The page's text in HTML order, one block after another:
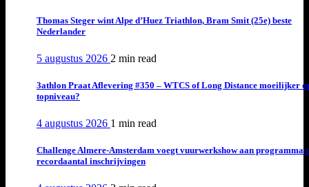
Thomas Steger wint Alpe d’Huez Triathlon, Bram Smit (25e) beste
Nederlander
5 augustus 2026 2 min read
3athlon Praat Aflevering #350 – WTCS of Long Distance moeilijker
topniveau?
4 augustus 2026 1 min read
Challenge Almere-Amsterdam voegt vuurwerkshow aan programma
recordaantal inschrijvingen